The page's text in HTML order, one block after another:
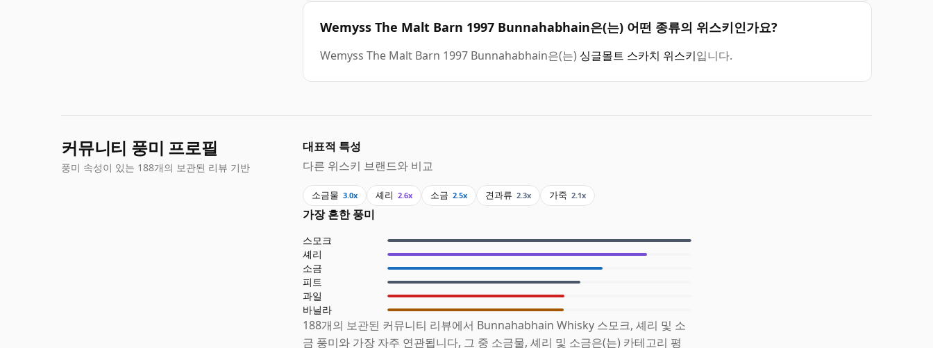
Wemyss The Malt Barn 1997 Bunnahabhain은(는) 어떤 종류의 위스키인가요?
Wemyss The Malt Barn 1997 Bunnahabhain은(는) 싱글몰트 스카치 위스키입니다.
커뮤니티 풍미 프로필
풍미 속성이 있는 188개의 보관된 리뷰 기반
대표적 특성
다른 위스키 브랜드와 비교
소금물 3.0x 셰리 2.6x 소금 2.5x 견과류 2.3x 가죽 2.1x
가장 흔한 풍미
스모크
셰리
소금
피트
과일
바닐라
188개의 보관된 커뮤니티 리뷰에서 Bunnahabhain Whisky 스모크, 셰리 및 소
금 풍미와 가장 자주 연관됩니다, 그 중 소금물, 셰리 및 소금은(는) 카테고리 평